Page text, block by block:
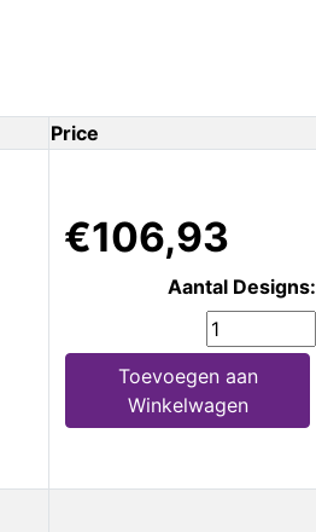
Price
€106,93
Aantal Designs:
Toevoegen aan
Winkelwagen